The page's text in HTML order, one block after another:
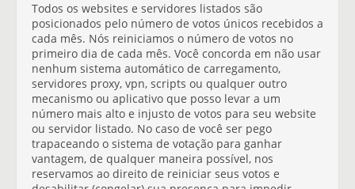
Todos os websites e servidores listados são
posicionados pelo número de votos únicos recebidos a
cada mês. Nós reiniciamos o número de votos no
primeiro dia de cada mês. Você concorda em não usar
nenhum sistema automático de carregamento,
servidores proxy, vpn, scripts ou qualquer outro
mecanismo ou aplicativo que posso levar a um
número mais alto e injusto de votos para seu website
ou servidor listado. No caso de você ser pego
trapaceando o sistema de votação para ganhar
vantagem, de qualquer maneira possível, nos
reservamos ao direito de reiniciar seus votos e